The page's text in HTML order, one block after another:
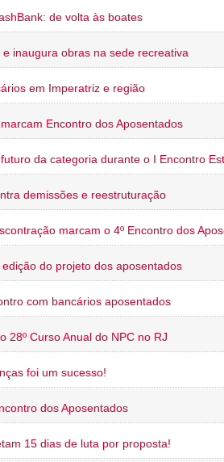
de volta às boates
e inaugura obras na sede recreativa
em Imperatriz e região
Encontro dos Aposentados
da categoria durante o I Encontro
demissões e reestruturação
marcam o 4º Encontro dos
edição do projeto dos aposentados
com bancários aposentados
28º Curso Anual do NPC no RJ
foi um sucesso!
dos Aposentados
15 dias de luta por proposta!